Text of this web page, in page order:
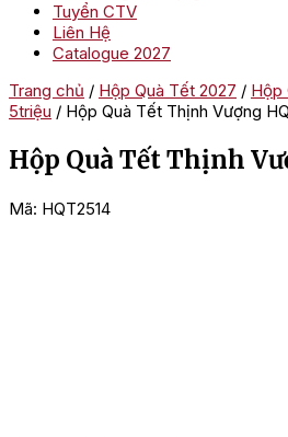
Tuyển CTV
Liên Hệ
Catalogue 2027
Trang chủ / Hộp Quà Tết 2027 / Hộp
5triệu / Hộp Quà Tết Thịnh Vượng
Hộp Quà Tết Thịnh
Mã: HQT2514